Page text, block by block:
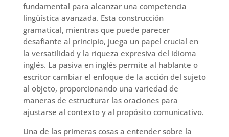
fundamental para alcanzar una competencia
lingüística avanzada. Esta construcción
gramatical, mientras que puede parecer
desafiante al principio, juega un papel crucial en
la versatilidad y la riqueza expresiva del idioma
inglés. La pasiva en inglés permite al hablante o
escritor cambiar el enfoque de la acción del sujeto
al objeto, proporcionando una variedad de
maneras de estructurar las oraciones para
ajustarse al contexto y al propósito comunicativo.
Una de las primeras cosas a entender sobre la